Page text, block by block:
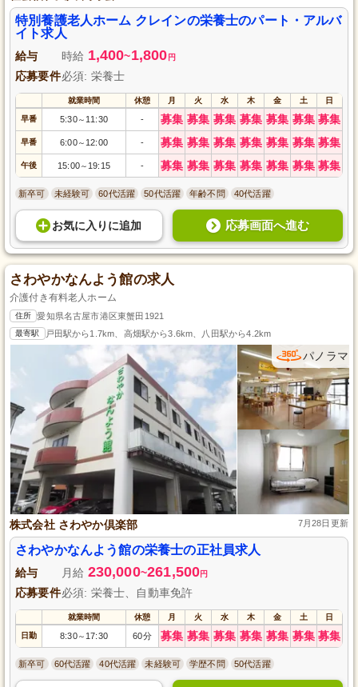
特別養護老人ホーム クレインの栄養士のパート・アルバ
イト求人
給与 時給 1,400~1,800 円
応募要件必須: 栄養士
就業時間 休憩 月 火 水 木 金 土 日
早番 5:30～ 11:30 - 募集 募集 募集 募集 募集 募集 募集
早番 6:00～ 12:00 - 募集 募集 募集 募集 募集 募集 募集
午後 15:00～ 19:15 - 募集 募集 募集 募集 募集 募集 募集
新卒可 未経験可 60代活躍 50代活躍 年齢不問 40代活躍
お気に入り に追加 応募画面へ進む
さわやかなんよう館の求人
介護付き有料老人ホーム
住所 愛知県名古屋市港区東蟹田1921
最寄駅 戸田駅から1.7km、高畑駅から3.6km、八田駅から4.2km
パノラマ
株式会社 さわやか倶楽部 7月28日更新
さわやかなんよう館の栄養士の正社員求人
給与 月給 230,000~261,500円
応募要件必須: 栄養士、自動車免許
就業時間 休憩 月 火 水 木 金 土 日
日勤 8:30～ 17:30 60分 募集 募集 募集 募集 募集 募集 募集
新卒可 60代活躍 40代活躍 未経験可 学歴不問 50代活躍